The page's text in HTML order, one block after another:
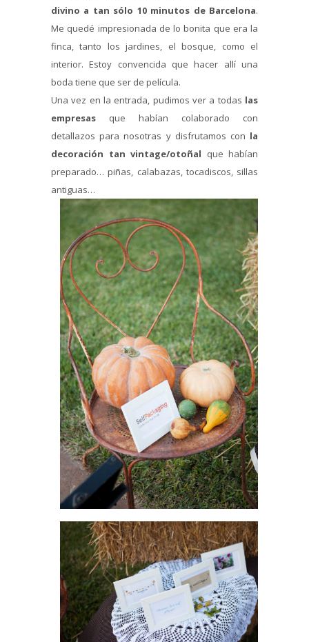
divino a tan sólo 10 minutos de Barcelona.
Me quedé impresionada de lo bonita que era la
finca, tanto los jardines, el bosque, como el
interior. Estoy convencida que hacer allí una
boda tiene que ser de película.
Una vez en la entrada, pudimos ver a todas las
empresas que habían colaborado con
detallazos para nosotras y disfrutamos con la
decoración tan vintage/otoñal que habían
preparado… piñas, calabazas, tocadiscos, sillas
antiguas…